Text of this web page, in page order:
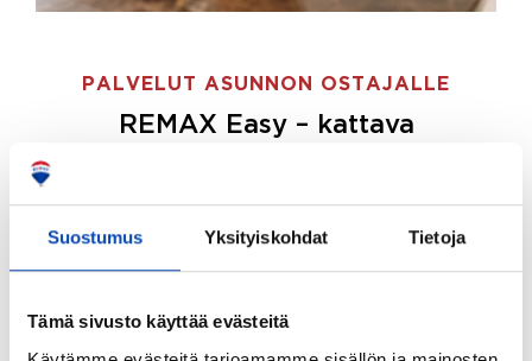
Suostumus Yksityiskohdat Tietoja
Tämä sivusto käyttää evästeitä
PALVELUT ASUNNON OSTAJALLE
REMAX Easy – kattava
ostajille.
Tee ostotoimeksianto ja etsimme juuri